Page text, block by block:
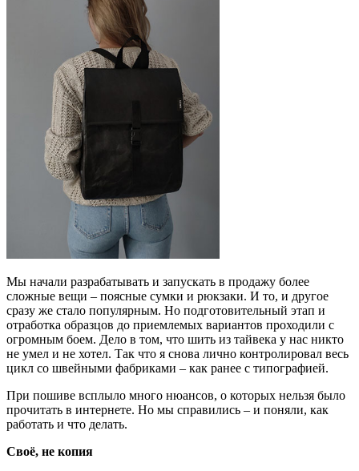
Мы начали разрабатывать и запускать в продажу более
сложные вещи – поясные сумки и рюкзаки. И то, и другое
сразу же стало популярным. Но подготовительный этап и
отработка образцов до приемлемых вариантов проходили с
огромным боем. Дело в том, что шить из тайвека у нас никто
не умел и не хотел. Так что я снова лично контролировал весь
цикл со швейными фабриками – как ранее с типографией.
При пошиве всплыло много нюансов, о которых нельзя было
прочитать в интернете. Но мы справились – и поняли, как
работать и что делать.
Своё, не копия